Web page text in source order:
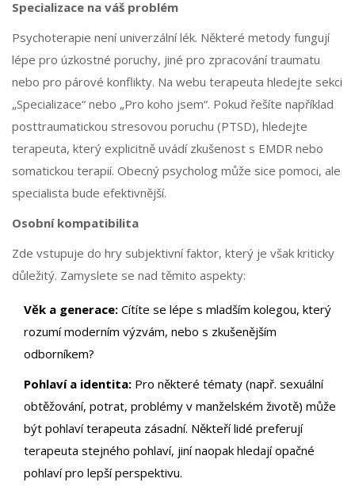
Specializace na váš problém
Psychoterapie není univerzální lék. Některé metody fungují
lépe pro úzkostné poruchy, jiné pro zpracování traumatu
nebo pro párové konflikty. Na webu terapeuta hledejte sekci
„Specializace“ nebo „Pro koho jsem“. Pokud řešíte například
posttraumatickou stresovou poruchu (PTSD), hledejte
terapeuta, který explicitně uvádí zkušenost s EMDR nebo
somatickou terapií. Obecný psycholog může sice pomoci, ale
specialista bude efektivnější.
Osobní kompatibilita
Zde vstupuje do hry subjektivní faktor, který je však kriticky
důležitý. Zamyslete se nad těmito aspekty:
Věk a generace: Cítíte se lépe s mladším kolegou, který
rozumí moderním výzvám, nebo s zkušenějším
odborníkem?
Pohlaví a identita: Pro některé tématy (např. sexuální
obtěžování, potrat, problémy v manželském životě) může
být pohlaví terapeuta zásadní. Někteří lidé preferují
terapeuta stejného pohlaví, jiní naopak hledají opačné
pohlaví pro lepší perspektivu.